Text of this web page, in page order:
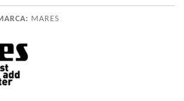
MARES